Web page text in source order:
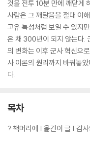
것을 전투 10분 만에 깨닫게
사람은 그 깨달음을 절대 이
고유 특성처럼 보일 수 있지
은 채 300년이 되지 않는다.
의 변화는 이후 군사 혁신으
사 이론의 원리까지 바꿔놓
다.
목차
? 책머리에 | 옮긴이 글 | 감